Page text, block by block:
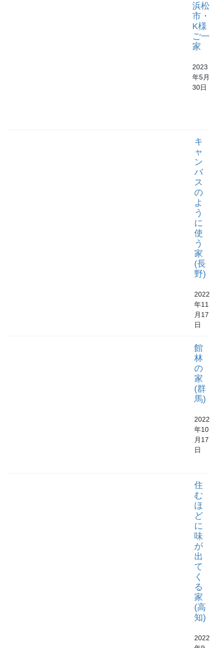
浜松
市・
K様
ご一
家
2023
年5月
30日
キ
ャ
ン
バ
ス
の
よ
う
に
使
う
家
(長
野)
2022
年11
月17
日
館
林
の
家
(群
馬)
2022
年10
月17
日
住
む
ほ
ど
に
味
が
出
て
く
る
家
(高
知)
2022